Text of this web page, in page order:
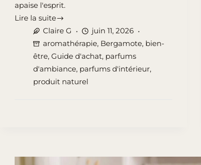
apaise l'esprit.
Lire la suite
Bougie
parfumée
bergamote
Claire G
juin 11, 2026
aromathérapie, Bergamote, bien-
être, Guide d'achat, parfums
d'ambiance, parfums d'intérieur,
produit naturel